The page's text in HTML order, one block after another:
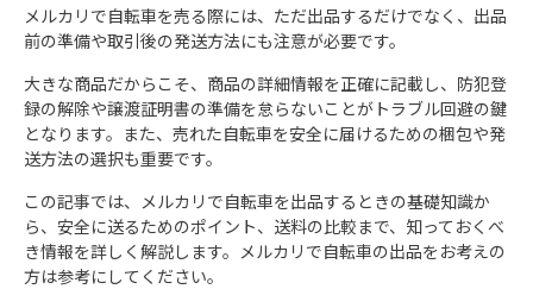
メルカリで自転車を売る際には、ただ出品するだけでなく、出品
前の準備や取引後の発送方法にも注意が必要です。
大きな商品だからこそ、商品の詳細情報を正確に記載し、防犯登
録の解除や譲渡証明書の準備を怠らないことがトラブル回避の鍵
となります。また、売れた自転車を安全に届けるための梱包や発
送方法の選択も重要です。
この記事では、メルカリで自転車を出品するときの基礎知識か
ら、安全に送るためのポイント、送料の比較まで、知っておくべ
き情報を詳しく解説します。メルカリで自転車の出品をお考えの
方は参考にしてください。